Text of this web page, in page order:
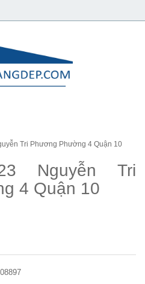
Tri Phương Phường 4 Quận 10
Nguyễn Tri
4 Quận 10